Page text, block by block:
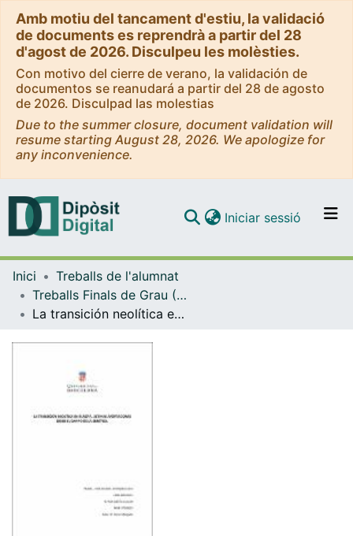
Amb motiu del tancament d'estiu, la validació
de documents es reprendrà a partir del 28
d'agost de 2026. Disculpeu les molèsties.
Con motivo del cierre de verano, la validación de
documentos se reanudará a partir del 28 de agosto
de 2026. Disculpad las molestias
Due to the summer closure, document validation will
resume starting August 28, 2026. We apologize for
any inconvenience.
Navega per tot el DD
Iniciar sessió (current)
Inici
Treballs de l'alumnat
Treballs Finals de Grau (TFG) - Arqueologia
La transición neolítica en Europa. ültimas aportaciones desde el campo de la genética.